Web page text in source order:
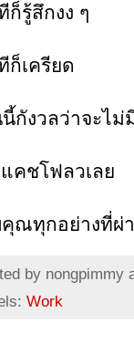
ก็รู้สึกงง ๆ
ก็เครียด
กังวลว่าจะไม่
คชโฟลวเลย
ณทุกอย่างที่ผ่
by nongpimmy
Work